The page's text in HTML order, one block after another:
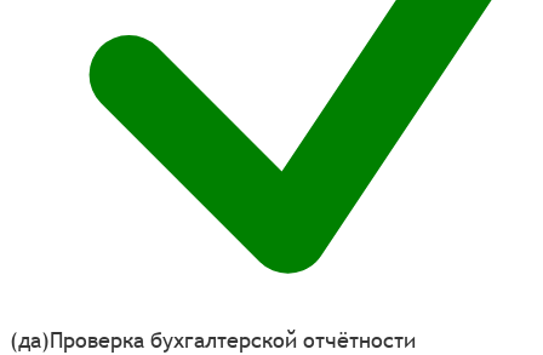
(да)Проверка бухгалтерской отчётности